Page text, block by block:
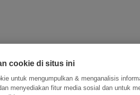
cookie di situs ini
untuk mengumpulkan & menganalisis
menyediakan fitur media sosial dan untuk